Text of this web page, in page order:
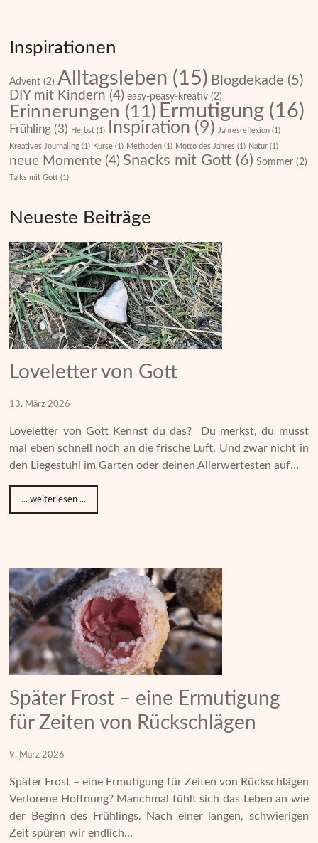
Inspirationen
Advent (2) Alltagsleben (15) Blogdekade (5)
DIY mit Kindern (4) easy-peasy-kreativ (2)
Erinnerungen (11) Ermutigung (16)
Frühling (3) Herbst (1) Inspiration (9) Jahresreflexion (1)
Kreatives Journaling (1) Kurse (1) Methoden (1) Motto des Jahres (1) Natur (1)
neue Momente (4) Snacks mit Gott (6) Sommer (2)
Talks mit Gott (1)
Neueste Beiträge
Loveletter von Gott
13. März 2026
Loveletter von Gott Kennst du das? Du merkst, du musst
mal eben schnell noch an die frische Luft. Und zwar nicht in
den Liegestuhl im Garten oder deinen Allerwertesten auf…
... weiterlesen ...
Später Frost – eine Ermutigung
für Zeiten von Rückschlägen
9. März 2026
Später Frost – eine Ermutigung für Zeiten von Rückschlägen
Verlorene Hoffnung? Manchmal fühlt sich das Leben an wie
der Beginn des Frühlings. Nach einer langen, schwierigen
Zeit spüren wir endlich…